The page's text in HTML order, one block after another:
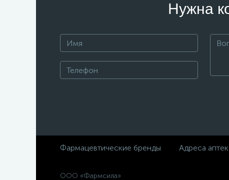
Нужна
Фармацевтические бренды Адреса аптек
ООО «Фармсила»